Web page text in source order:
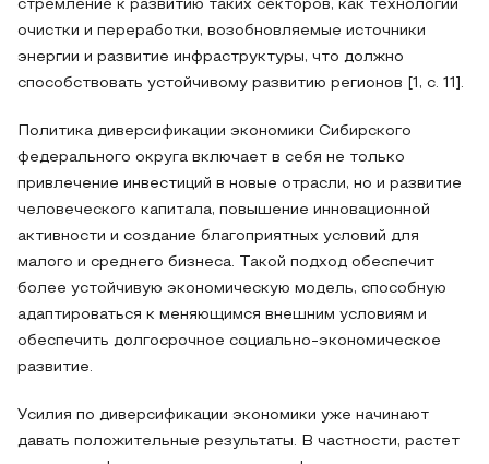
стремление к развитию таких секторов, как технологии
очистки и переработки, возобновляемые источники
энергии и развитие инфраструктуры, что должно
способствовать устойчивому развитию регионов [1, c. 11].
Политика диверсификации экономики Сибирского
федерального округа включает в себя не только
привлечение инвестиций в новые отрасли, но и развитие
человеческого капитала, повышение инновационной
активности и создание благоприятных условий для
малого и среднего бизнеса. Такой подход обеспечит
более устойчивую экономическую модель, способную
адаптироваться к меняющимся внешним условиям и
обеспечить долгосрочное социально-экономическое
развитие.
Усилия по диверсификации экономики уже начинают
давать положительные результаты. В частности, растет